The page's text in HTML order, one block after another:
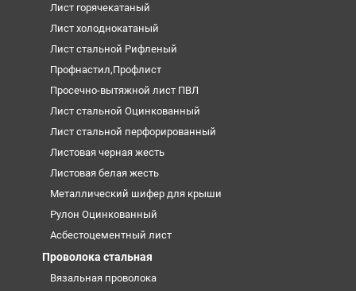
Лист горячекатаный
Лист холоднокатаный
Лист стальной Рифленый
Профнастил,Профлист
Просечно-вытяжной лист ПВЛ
Лист стальной Оцинкованный
Лист стальной перфорированный
Листовая черная жесть
Листовая белая жесть
Металлический шифер для крыши
Рулон Оцинкованный
Асбестоцементный лист
Проволока стальная
Вязальная проволока